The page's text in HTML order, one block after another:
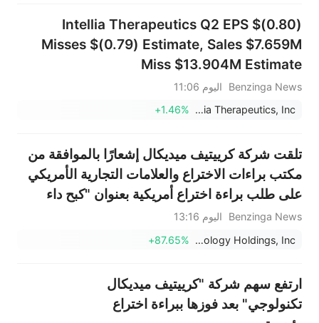
Intellia Therapeutics Q2 EPS $(0.80)
Misses $(0.79) Estimate, Sales $7.659M
Miss $13.904M Estimate
Benzinga News
اليوم 11:06
Intellia Therapeutics, Inc.
+1.46%
تلقت شركة كرييتيف ميديكال إشعارًا بالموافقة من
مكتب براءات الاختراع والعلامات التجارية الأمريكي
على طلب براءة اختراع أمريكية بعنوان "كبح داء
السكري باستخدام الإكسوسومات من الخلايا
النخاعية المبرمجة بالخلايا الجذعية".
Benzinga News
اليوم 13:16
Creative Medical Technology Holdings, Inc.
+87.65%
ارتفع سهم شركة "كرييتيف ميديكال
تكنولوجي" بعد فوزها ببراءة اختراع